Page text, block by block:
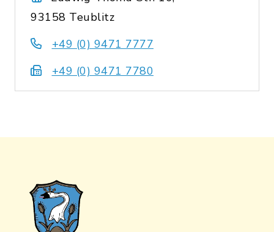
93158 Teublitz
+49 (0) 9471 7777
+49 (0) 9471 7780